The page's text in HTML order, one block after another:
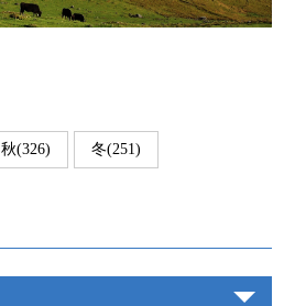
秋(326) 冬(251)